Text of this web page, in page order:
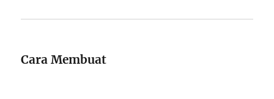
Cara Membuat